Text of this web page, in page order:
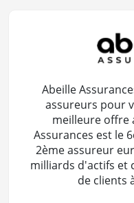
Abeille
assureurs pour
meilleure offre
Assurances est le
2ème assureur
milliards d'actifs et
de clients